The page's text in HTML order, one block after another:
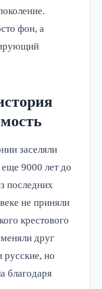
фон, а
заселяли
9000 лет до
последних
не приняли
крестового
друг
русские, но
благодаря